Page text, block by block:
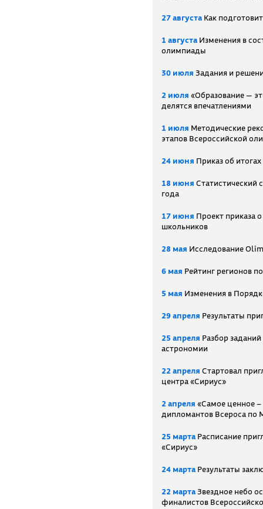
27 августа Как
1 августа Изменения в
олимпиады
30 июля Задания и
2 июля «Образование —
делятся впечатлениями
1 июля Методические
этапов Всероссийской
24 июня Приказ об
18 июня Статистический
года
17 июня Проект приказа
школьников
28 мая Исследование
6 мая Рейтинг регионов
5 мая Изменения в
29 апреля Результаты
25 апреля Разбор
астрономии
22 апреля Стартовал
центра «Сириус»
2 апреля «Самое ценное –
дипломантов Всероса по
25 марта Расписание
«Сириус»
24 марта Результаты
22 мартаЗвездное небо
финалистов